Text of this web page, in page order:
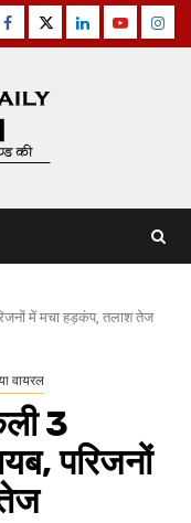
Facebook
TwitterLinkedinYoutube
में मचा हड़कंप, तलाश तेज
वायरल
3
परिजनों